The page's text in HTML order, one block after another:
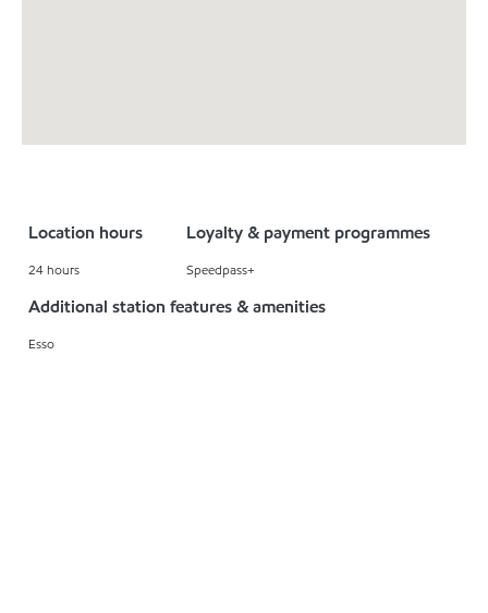
Location hours
24 hours
Loyalty & payment programmes
Speedpass+
Additional station features & amenities
Esso